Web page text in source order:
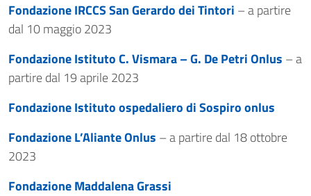
Fondazione IRCCS San Gerardo dei Tintori – a partire
dal 10 maggio 2023
Fondazione Istituto C. Vismara – G. De Petri Onlus – a
partire dal 19 aprile 2023
Fondazione Istituto ospedaliero di Sospiro onlus
Fondazione L’Aliante Onlus – a partire dal 18 ottobre
2023
Fondazione Maddalena Grassi